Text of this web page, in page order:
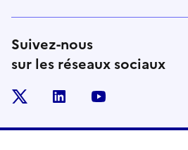
Suivez-nous
sur les réseaux sociaux
linkedin